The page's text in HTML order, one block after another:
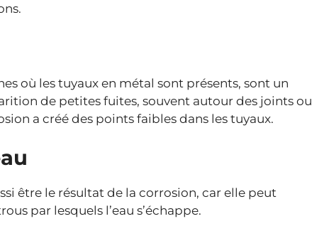
où les tuyaux en métal sont présents, sont un
de petites fuites, souvent autour des joints ou
a créé des points faibles dans les tuyaux.
être le résultat de la corrosion, car elle peut
par lesquels l’eau s’échappe.